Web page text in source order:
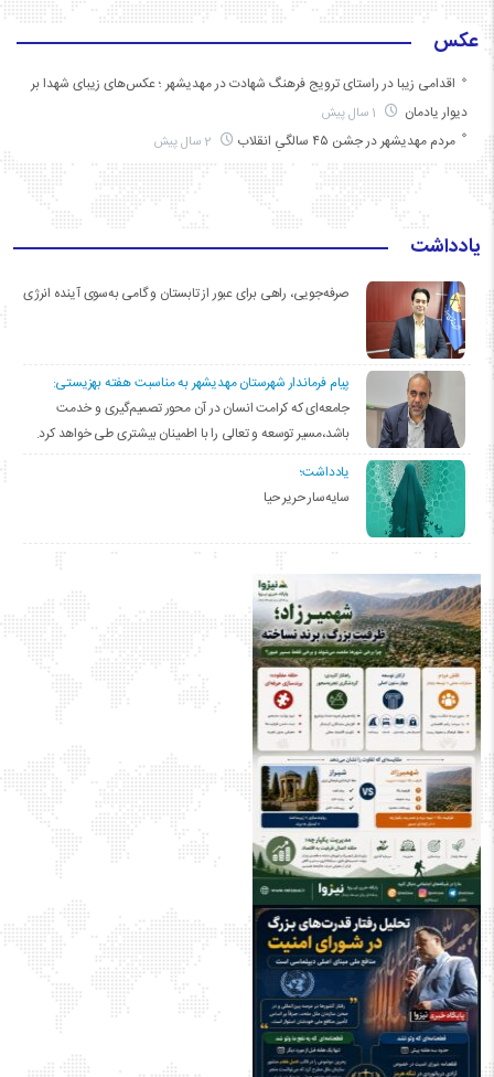
عکس
اقدامی زیبا در راستای ترویج فرهنگ شهادت در مهدیشهر ؛ عکس‌های زیبای شهدا بر
دیوار یادمان
مردم مهدیشهر در جشن ۴۵ سالگیِ انقلاب
یادداشت
صرفه‌جویی، راهی برای عبور از تابستان و گامی به‌سوی آینده انرژی
پیام فرماندار شهرستان مهدیشهر به مناسبت هفته بهزیستی:
جامعه‌ای که کرامت انسان در آن محور تصمیم‌گیری و خدمت
باشد،مسیر توسعه و تعالی را با اطمینان بیشتری طی خواهد کرد.
یادداشت؛
سایه‌سار حریر حیا